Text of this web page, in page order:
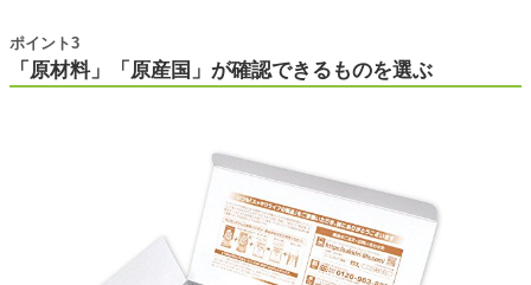
「原材料」「原産国」が確認できるものを選ぶ
ポイント3